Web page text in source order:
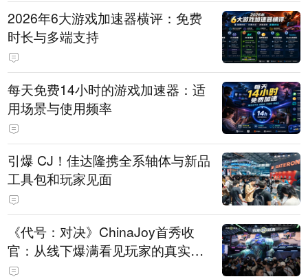
2026年6大游戏加速器横评：免费
时长与多端支持
每天免费14小时的游戏加速器：适
用场景与使用频率
引爆 CJ！佳达隆携全系轴体与新品
工具包和玩家见面
《代号：对决》ChinaJoy首秀收
官：从线下爆满看见玩家的真实期
待